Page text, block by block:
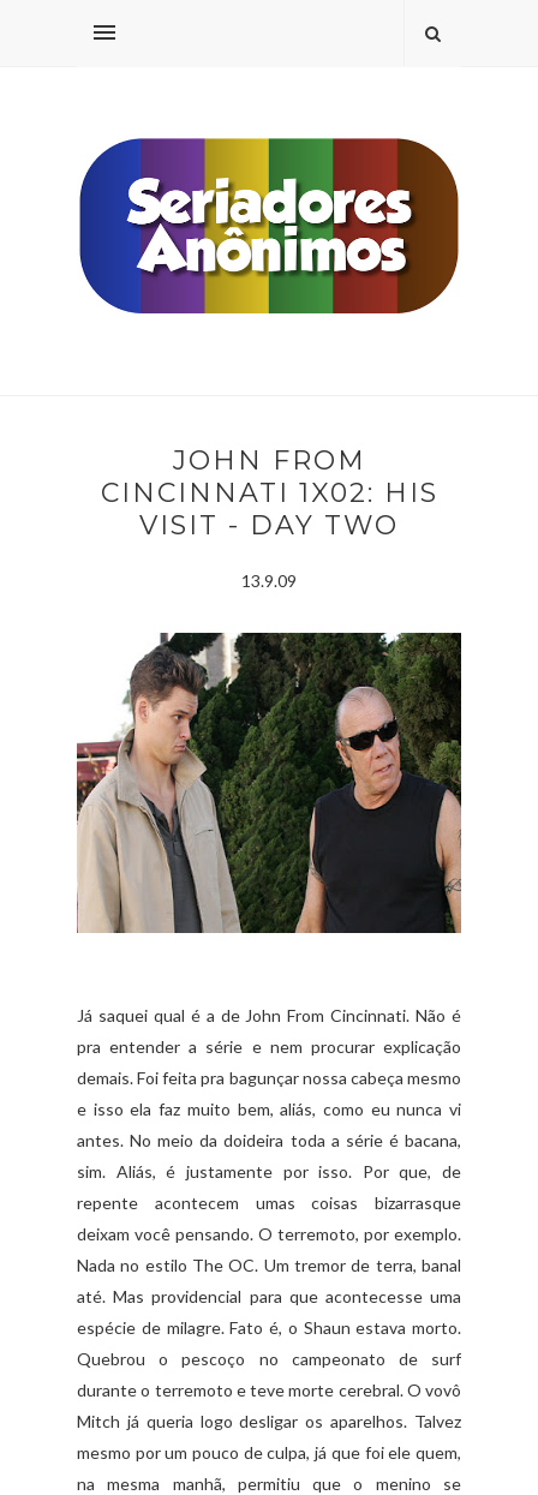
JOHN FROM
CINCINNATI 1X02: HIS
VISIT - DAY TWO
13.9.09
Já saquei qual é a de John From Cincinnati. Não é
pra entender a série e nem procurar explicação
demais. Foi feita pra bagunçar nossa cabeça mesmo
e isso ela faz muito bem, aliás, como eu nunca vi
antes. No meio da doideira toda a série é bacana,
sim. Aliás, é justamente por isso. Por que, de
repente acontecem umas coisas bizarrasque
deixam você pensando. O terremoto, por exemplo.
Nada no estilo The OC. Um tremor de terra, banal
até. Mas providencial para que acontecesse uma
espécie de milagre. Fato é, o Shaun estava morto.
Quebrou o pescoço no campeonato de surf
durante o terremoto e teve morte cerebral. O vovô
Mitch já queria logo desligar os aparelhos. Talvez
mesmo por um pouco de culpa, já que foi ele quem,
na mesma manhã, permitiu que o menino se